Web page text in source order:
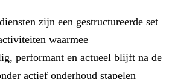
zijn een gestructureerde set
waarmee
performant en actueel blijft na de
actief onderhoud stapelen